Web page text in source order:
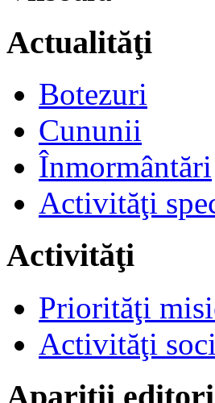
Actualităţi
Botezuri
Cununii
Înmormântări
Activităţi
Activităţi
Priorităţi
Activităţi